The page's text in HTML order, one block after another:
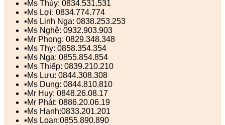
▪️Ms Thúy: 0834.531.531
▪️Ms Lợi: 0834.774.774
▪️Ms Linh Nga: 0838.253.253
▪️Ms Nghệ: 0932.903.903
▪️Mr Phong: 0829.348.348
▪️Ms Thy: 0858.354.354
▪️Ms Nga: 0855.854.854
▪️Ms Thiếp: 0839.210.210
▪️Ms Lưu: 0844.308.308
▪️Ms Dung: 0844.810.810
▪️Mr Huy: 0848.26.08.17
▪️Mr Phát: 0886.20.06.19
▪️Ms Hạnh:0833.201.201
▪️Ms Loan:0855.890.890